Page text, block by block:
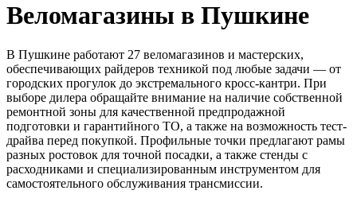
Веломагазины в Пушкине
В Пушкине работают 27 веломагазинов и мастерских,
обеспечивающих райдеров техникой под любые задачи — от
городских прогулок до экстремального кросс-кантри. При
выборе дилера обращайте внимание на наличие собственной
ремонтной зоны для качественной предпродажной
подготовки и гарантийного ТО, а также на возможность тест-
драйва перед покупкой. Профильные точки предлагают рамы
разных ростовок для точной посадки, а также стенды с
расходниками и специализированным инструментом для
самостоятельного обслуживания трансмиссии.